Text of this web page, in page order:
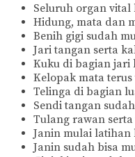
Seluruh organ
Hidung, mata dan
Benih gigi sudah
Jari tangan serta
Kuku di bagian jari
Kelopak mata
Telinga di bagian
Sendi tangan
Tulang rawan
Janin mulai latihan
Janin sudah bisa